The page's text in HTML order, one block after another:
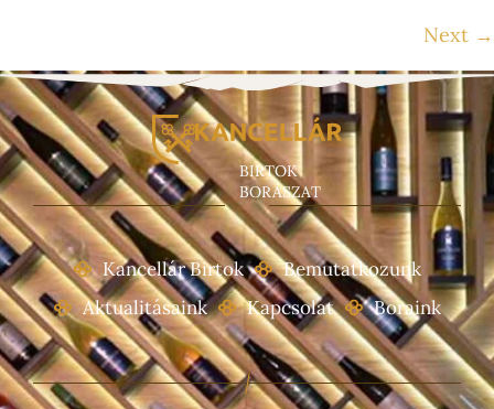
Next →
BIRTOK
BORÁSZAT
Kancellár Birtok
Bemutatkozunk
Aktualitásaink
Kapcsolat Boraink